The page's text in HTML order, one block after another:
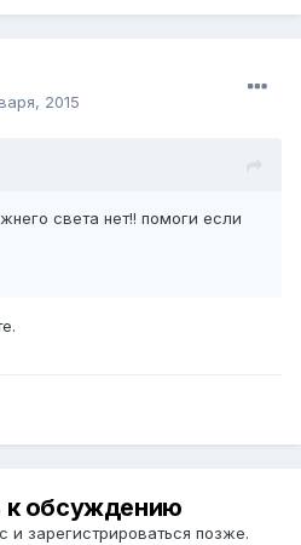
2015
света нет!! помоги если
к обсуждению
и зарегистрироваться позже.